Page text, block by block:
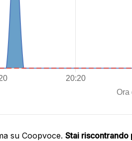
su Coopvoce. Stai